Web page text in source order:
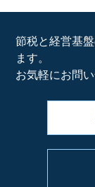
節税と経営基
ます。
お気軽にお問